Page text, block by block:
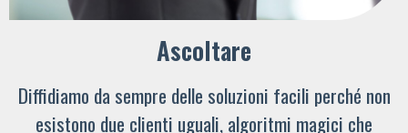
Ascoltare
Diffidiamo da sempre delle soluzioni facili perché non
esistono due clienti uguali, algoritmi magici che